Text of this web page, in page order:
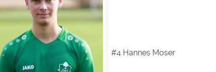
#4 Hannes Moser